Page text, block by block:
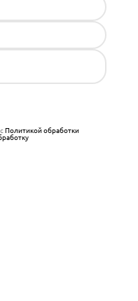
сПолитикой обработки